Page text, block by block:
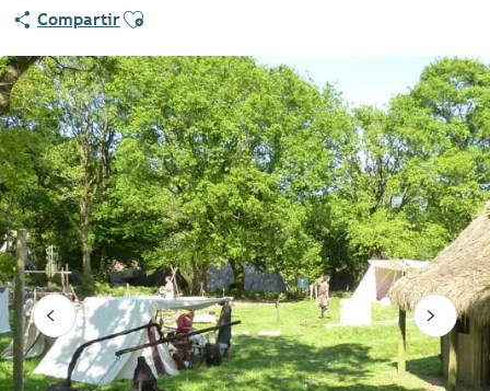
CompartirAjouter aux favoris